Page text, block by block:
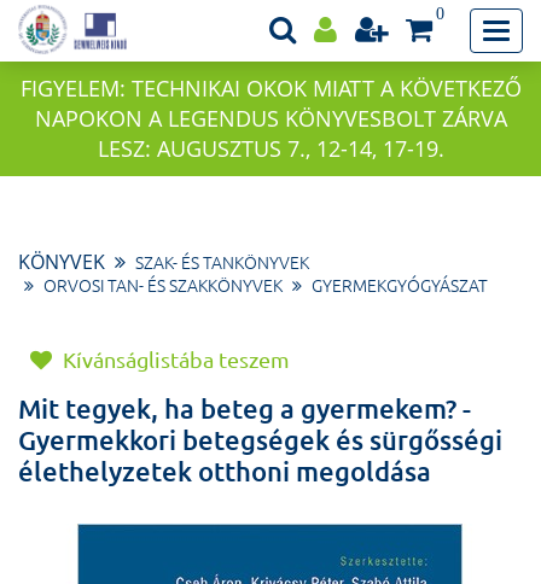
0
FIGYELEM: TECHNIKAI OKOK MIATT A KÖVETKEZŐ
NAPOKON A LEGENDUS KÖNYVESBOLT ZÁRVA
LESZ: AUGUSZTUS 7., 12-14, 17-19.
KÖNYVEK
SZAK- ÉS TANKÖNYVEK
ORVOSI TAN- ÉS SZAKKÖNYVEK
GYERMEKGYÓGYÁSZAT
Kívánságlistába teszem
Mit tegyek, ha beteg a gyermekem? -
Gyermekkori betegségek és sürgősségi
élethelyzetek otthoni megoldása